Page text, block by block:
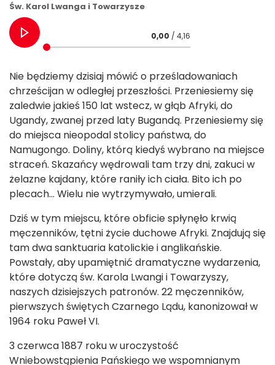
Św. Karol Lwanga i Towarzysze
0,00 / 4,16
Nie będziemy dzisiaj mówić o prześladowaniach
chrześcijan w odległej przeszłości. Przeniesiemy się
zaledwie jakieś 150 lat wstecz, w głąb Afryki, do
Ugandy, zwanej przed laty Bugandą. Przeniesiemy się
do miejsca nieopodal stolicy państwa, do
Namugongo. Doliny, którą kiedyś wybrano na miejsce
straceń. Skazańcy wędrowali tam trzy dni, zakuci w
żelazne kajdany, które raniły ich ciała. Bito ich po
plecach… Wielu nie wytrzymywało, umierali.
Dziś w tym miejscu, które obficie spłynęło krwią
męczenników, tętni życie duchowe Afryki. Znajdują się
tam dwa sanktuaria katolickie i anglikańskie.
Powstały, aby upamiętnić dramatyczne wydarzenia,
które dotyczą św. Karola Lwangi i Towarzyszy,
naszych dzisiejszych patronów. 22 męczenników,
pierwszych świętych Czarnego Lądu, kanonizował w
1964 roku Paweł VI.
3 czerwca 1887 roku w uroczystość
Wniebowstąpienia Pańskiego we wspomnianym